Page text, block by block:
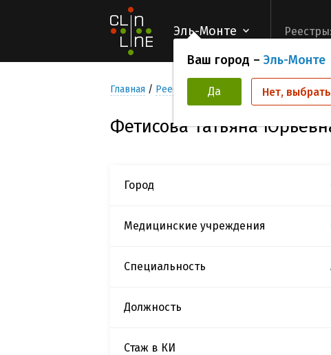
Эль-Монте
Ваш город – Эль-Монте
Да Нет,
Реестры:
Главная Реестр Исследователей Фетисова
Фетисова Татьяна
Город
Медицинские учреждения
Специальность
Должность
Стаж в КИ